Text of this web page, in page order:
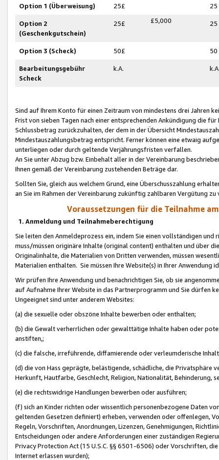
Option 1 (Überweisung) 25£ 25
Option 2
(Geschenkgutschein)
25£ £5,000 25
Option 3 (Scheck) 50£ 50
Bearbeitungsgebühr
Scheck
k.A.
Sind auf Ihrem Konto für einen Zeitraum von mindestens drei Jahren
Frist von sieben Tagen nach einer entsprechenden Ankündigung die
Schlussbetrag zurückzuhalten, der dem in der Übersicht
Mindestauszahlungsbetrag entspricht. Ferner können eine etwaig
unterliegen oder durch geltende Verjährungsfristen verfallen.
An Sie unter Abzug bzw. Einbehalt aller in der Vereinbarung
Ihnen gemäß der Vereinbarung zustehenden Beträge dar.
Sollten Sie, gleich aus welchem Grund, eine Überschusszahlung
an Sie im Rahmen der Vereinbarung zukünftig zahlbaren Vergütung zu
Voraussetzungen für die Teilnahme
1. Anmeldung und Teilnahmeberechtigung
Sie leiten den Anmeldeprozess ein, indem Sie einen vollständigen
muss/müssen originäre Inhalte (original content) enthalten und über
Originalinhalte, die Materialien von Dritten verwenden, müssen
Materialien enthalten. Sie müssen Ihre Website(s) in Ihrer Anwendung
Wir prüfen Ihre Anwendung und benachrichtigen Sie, ob sie
auf Aufnahme Ihrer Website in das Partnerprogramm und Sie dürfen
Ungeeignet sind unter anderem Websites:
(a) die sexuelle oder obszöne Inhalte bewerben oder enthalten;
(b) die Gewalt verherrlichen oder gewalttätige Inhalte haben oder
anstiften,;
(c) die falsche, irreführende, diffamierende oder verleumderische
(d) die von Hass geprägte, belästigende, schädliche, die Privatsphäre
Herkunft, Hautfarbe, Geschlecht, Religion, Nationalität, Behinderung,
(e) die rechtswidrige Handlungen bewerben oder ausführen;
(f) sich an Kinder richten oder wissentlich personenbezogene Daten
geltenden Gesetzen definiert) erheben, verwenden oder offenlegen,
Regeln, Vorschriften, Anordnungen, Lizenzen, Genehmigungen,
Entscheidungen oder andere Anforderungen einer zuständigen
Privacy Protection Act (15 U.S.C. §§ 6501-6506) oder Vorschriften,
Internet erlassen wurden);